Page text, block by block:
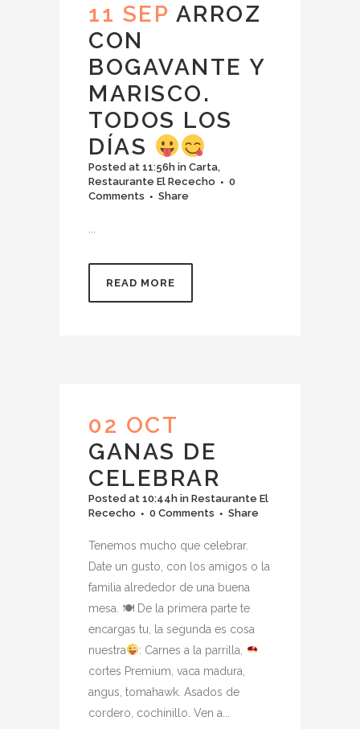
11 SEP ARROZ
CON
BOGAVANTE Y
MARISCO.
TODOS LOS
DÍAS
Posted at 11:56h in Carta,
Restaurante El Rececho
0
Comments
Share
READ MORE
02 OCT
GANAS DE
CELEBRAR
Posted at 10:44h in Restaurante El
Rececho
0 Comments Share
Tenemos mucho que celebrar.
Date un gusto, con los amigos o la
familia alrededor de una buena
mesa. 🍽 De la primera parte te
encargas tu, la segunda es cosa
nuestra
: Carnes a la parrilla,
cortes Premium, vaca madura,
angus, tomahawk. Asados de
cordero, cochinillo. Ven a...